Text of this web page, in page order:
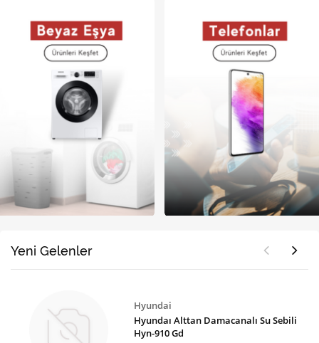
Yeni Gelenler
Hyundai
Hyundaı Alttan Damacanalı Su Sebili
Hyn-910 Gd